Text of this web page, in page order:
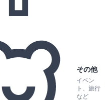
その他
イベン
ト、旅行
など